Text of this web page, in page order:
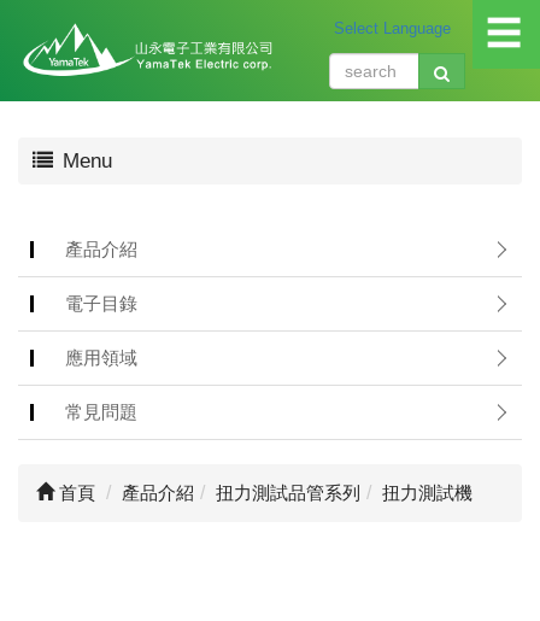
☰
About
品
介
Menu
產品介紹
電子目錄
應用領域
常見問題
首頁 產品介紹 扭力測試品管系列 扭力測試機